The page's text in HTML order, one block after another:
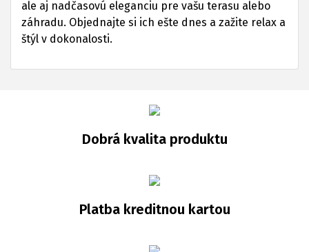
ale aj nadčasovú eleganciu pre vašu terasu alebo
záhradu. Objednajte si ich ešte dnes a zažite relax a
štýl v dokonalosti.
Dobrá kvalita produktu
Platba kreditnou kartou